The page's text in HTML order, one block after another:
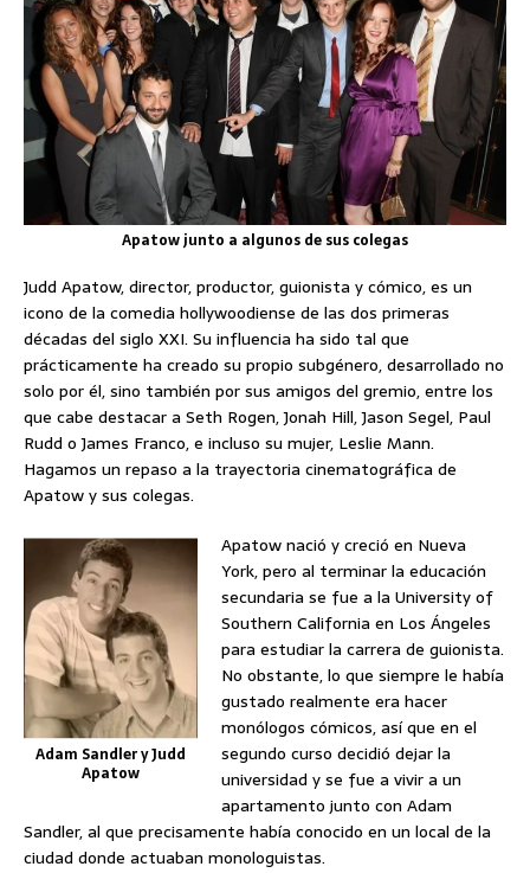
Apatow junto a algunos de sus colegas
Judd Apatow, director, productor, guionista y cómico, es un
icono de la comedia hollywoodiense de las dos primeras
décadas del siglo XXI. Su influencia ha sido tal que
prácticamente ha creado su propio subgénero, desarrollado no
solo por él, sino también por sus amigos del gremio, entre los
que cabe destacar a Seth Rogen, Jonah Hill, Jason Segel, Paul
Rudd o James Franco, e incluso su mujer, Leslie Mann.
Hagamos un repaso a la trayectoria cinematográfica de
Apatow y sus colegas.
Adam Sandler y Judd
Apatow
Apatow nació y creció en Nueva
York, pero al terminar la educación
secundaria se fue a la University of
Southern California en Los Ángeles
para estudiar la carrera de guionista.
No obstante, lo que siempre le había
gustado realmente era hacer
monólogos cómicos, así que en el
segundo curso decidió dejar la
universidad y se fue a vivir a un
apartamento junto con Adam
Sandler, al que precisamente había conocido en un local de la
ciudad donde actuaban monologuistas.